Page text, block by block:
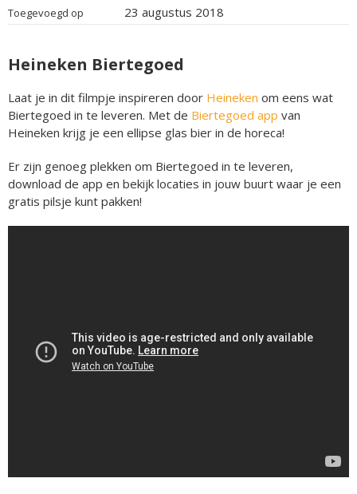
Toegevoegd op 23 augustus 2018
Heineken Biertegoed
Laat je in dit filmpje inspireren door Heineken om eens wat
Biertegoed in te leveren. Met de Biertegoed app van
Heineken krijg je een ellipse glas bier in de horeca!
Er zijn genoeg plekken om Biertegoed in te leveren,
download de app en bekijk locaties in jouw buurt waar je een
gratis pilsje kunt pakken!